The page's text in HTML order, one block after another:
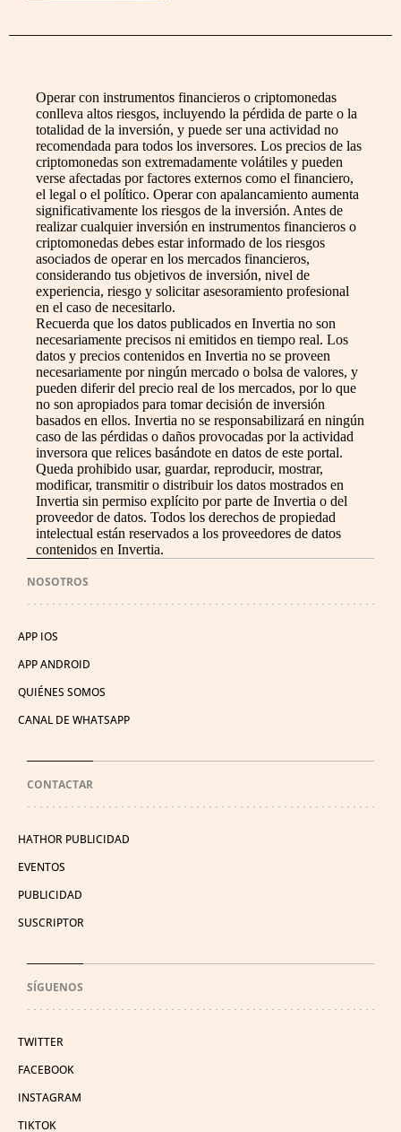
Operar con instrumentos financieros o criptomonedas
conlleva altos riesgos, incluyendo la pérdida de parte o la
totalidad de la inversión, y puede ser una actividad no
recomendada para todos los inversores. Los precios de las
criptomonedas son extremadamente volátiles y pueden
verse afectadas por factores externos como el financiero,
el legal o el político. Operar con apalancamiento aumenta
significativamente los riesgos de la inversión. Antes de
realizar cualquier inversión en instrumentos financieros o
criptomonedas debes estar informado de los riesgos
asociados de operar en los mercados financieros,
considerando tus objetivos de inversión, nivel de
experiencia, riesgo y solicitar asesoramiento profesional
en el caso de necesitarlo.
Recuerda que los datos publicados en Invertia no son
necesariamente precisos ni emitidos en tiempo real. Los
datos y precios contenidos en Invertia no se proveen
necesariamente por ningún mercado o bolsa de valores, y
pueden diferir del precio real de los mercados, por lo que
no son apropiados para tomar decisión de inversión
basados en ellos. Invertia no se responsabilizará en ningún
caso de las pérdidas o daños provocadas por la actividad
inversora que relices basándote en datos de este portal.
Queda prohibido usar, guardar, reproducir, mostrar,
modificar, transmitir o distribuir los datos mostrados en
Invertia sin permiso explícito por parte de Invertia o del
proveedor de datos. Todos los derechos de propiedad
intelectual están reservados a los proveedores de datos
contenidos en Invertia.
NOSOTROS
APP IOS
APP ANDROID
QUIÉNES SOMOS
CANAL DE WHATSAPP
CONTACTAR
HATHOR PUBLICIDAD
EVENTOS
PUBLICIDAD
SUSCRIPTOR
SÍGUENOS
TWITTER
FACEBOOK
INSTAGRAM
TIKTOK